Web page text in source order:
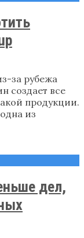
за рубежа
создает все
продукции.
из
дел,